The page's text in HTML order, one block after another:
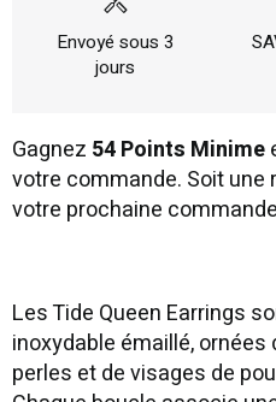
Envoyé sous 3
jours
Gagnez 54 Points Minime
votre commande. Soit une
votre prochaine
Les Tide Queen Earrings
inoxydable émaillé,
perles et de visages de